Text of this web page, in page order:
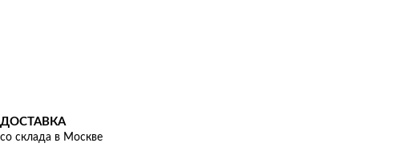
ДОСТАВКА
со склада в Москве